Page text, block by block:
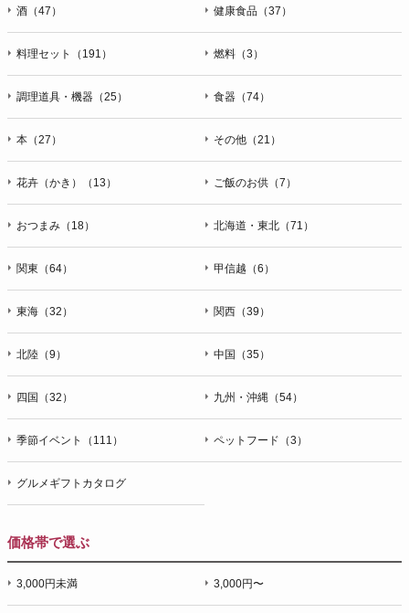
酒（47） 健康食品（37）
料理セット（191） 燃料（3）
調理道具・機器（25） 食器（74）
本（27） その他（21）
花卉（かき）（13） ご飯のお供（7）
おつまみ（18） 北海道・東北（71）
関東（64） 甲信越（6）
東海（32） 関西（39）
北陸（9） 中国（35）
四国（32） 九州・沖縄（54）
季節イベント（111） ペットフード（3）
グルメギフトカタログ
価格帯で選ぶ
3,000円未満 3,000円〜